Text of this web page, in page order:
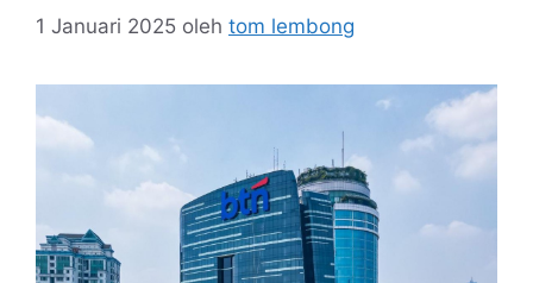
1 Januari 2025 oleh tom lembong